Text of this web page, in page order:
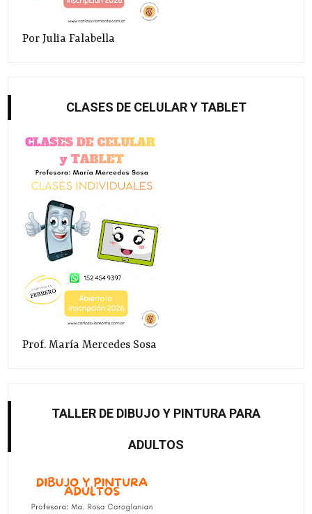
Por Julia Falabella
CLASES DE CELULAR Y TABLET
Prof. María Mercedes Sosa
TALLER DE DIBUJO Y PINTURA PARA
ADULTOS